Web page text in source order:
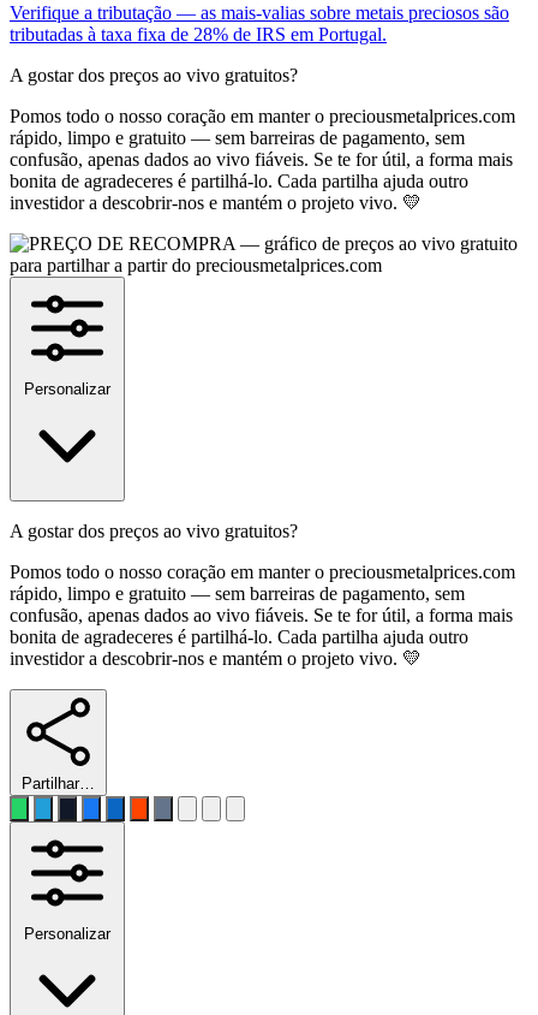
Verifique a tributação — as mais-valias sobre metais preciosos são
tributadas à taxa fixa de 28% de IRS em Portugal.
A gostar dos preços ao vivo gratuitos?
Pomos todo o nosso coração em manter o preciousmetalprices.com
rápido, limpo e gratuito — sem barreiras de pagamento, sem
confusão, apenas dados ao vivo fiáveis. Se te for útil, a forma mais
bonita de agradeceres é partilhá-lo. Cada partilha ajuda outro
investidor a descobrir-nos e mantém o projeto vivo. 💛
Personalizar
A gostar dos preços ao vivo gratuitos?
Pomos todo o nosso coração em manter o preciousmetalprices.com
rápido, limpo e gratuito — sem barreiras de pagamento, sem
confusão, apenas dados ao vivo fiáveis. Se te for útil, a forma mais
bonita de agradeceres é partilhá-lo. Cada partilha ajuda outro
investidor a descobrir-nos e mantém o projeto vivo. 💛
Partilhar…
Personalizar